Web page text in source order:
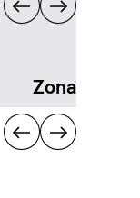
Zona doccia